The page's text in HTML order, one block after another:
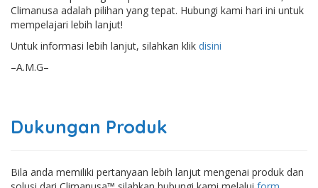
Climanusa adalah pilihan yang tepat. Hubungi kami hari ini untuk
mempelajari lebih lanjut!
Untuk informasi lebih lanjut, silahkan klik disini
–A.M.G–
Dukungan Produk
Bila anda memiliki pertanyaan lebih lanjut mengenai produk dan